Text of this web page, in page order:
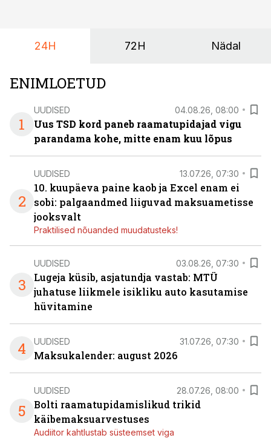
24H 72H Nädal
ENIMLOETUD
1
UUDISED 04.08.26, 08:00
Uus TSD kord paneb raamatupidajad vigu
parandama kohe, mitte enam kuu lõpus
2
UUDISED 13.07.26, 07:30
10. kuupäeva paine kaob ja Excel enam ei
sobi: palgaandmed liiguvad maksuametisse
jooksvalt
Praktilised nõuanded muudatusteks!
3
UUDISED 03.08.26, 07:30
Lugeja küsib, asjatundja vastab: MTÜ
juhatuse liikmele isikliku auto kasutamise
hüvitamine
4 UUDISED 31.07.26, 07:30
Maksukalender: august 2026
5
UUDISED 28.07.26, 08:00
Bolti raamatupidamislikud trikid
käibemaksuarvestuses
Audiitor kahtlustab süsteemset viga